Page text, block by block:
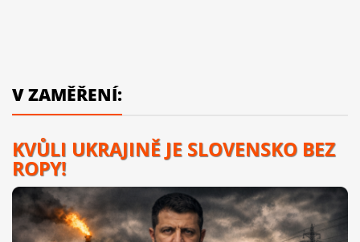
V ZAMĚŘENÍ:
KVŮLI UKRAJINĚ JE SLOVENSKO BEZ
ROPY!